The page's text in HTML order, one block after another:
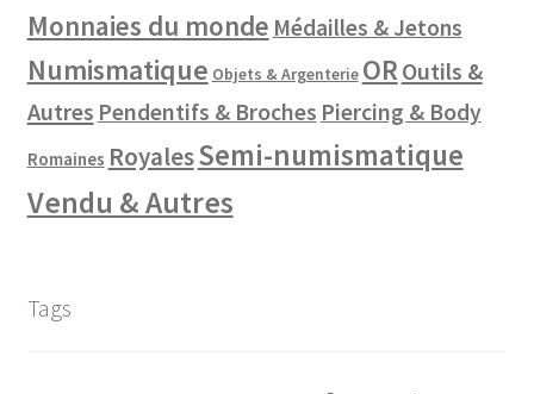
Monnaies du monde Médailles & Jetons
Numismatique Objets & Argenterie OR Outils &
Autres Pendentifs & Broches Piercing & Body
Romaines RoyalesSemi-numismatique
Vendu & Autres
Tags